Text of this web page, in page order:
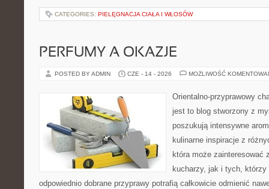
CATEGORIES: PIELĘGNACJA CIAŁA I WŁOSÓW
PERFUMY A OKAZJE
POSTED BY ADMIN CZE - 14 - 2026 MOŻLIWOŚĆ
Orientalno-przyprawowy
jest to blog stworzony z
poszukują intensywne
kulinarne inspiracje z
która może zainteresować
kucharzy, jak i tych, którzy
odpowiednio dobrane przyprawy potrafią całkowicie odmienić